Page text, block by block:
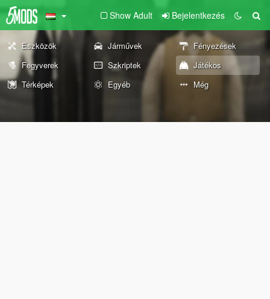
Show Adult Bejelentkezés
Eszközök Járművek
Fényezések
Fegyverek
Szkriptek
Játékos
Térképek
Egyéb Még